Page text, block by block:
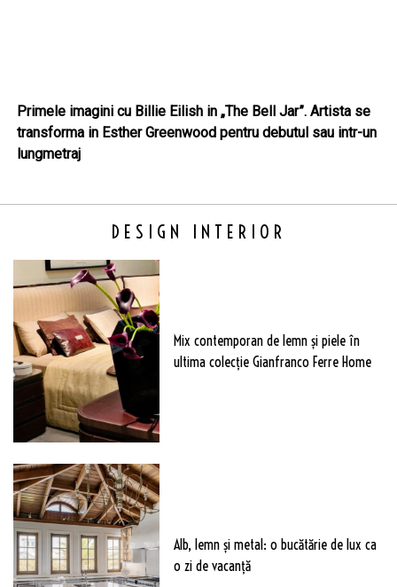
Primele imagini cu Billie Eilish in „The Bell Jar”. Artista se
transforma in Esther Greenwood pentru debutul sau intr-un
lungmetraj
DESIGN INTERIOR
Mix contemporan de lemn şi piele în
ultima colecție Gianfranco Ferre Home
Alb, lemn și metal: o bucătărie de lux ca
o zi de vacanță